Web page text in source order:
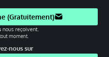
(Gratuitement)
nous reçoivent.
moment.
nous sur